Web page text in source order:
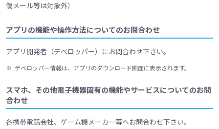
傷メール等は対象外）
アプリの機能や操作方法についてのお問合わせ
アプリ開発者（デべロッパー）にお問合わせ下さい。
※ デベロッパー情報は、アプリのダウンロード画面に表示されます。
スマホ、その他電子機器固有の機能やサービスについてのお問
合わせ
各携帯電話会社、ゲーム機メーカー等へお問合わせ下さい。